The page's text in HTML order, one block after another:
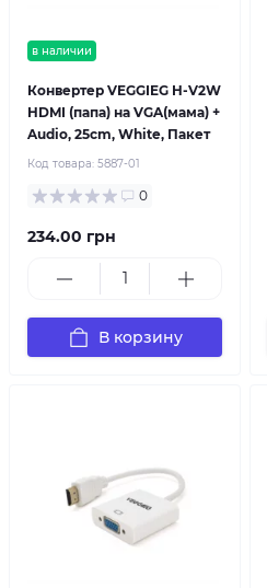
в наличии
Конвертер VEGGIEG H-V2W
HDMI (папа) на VGA(мама) +
Audio, 25cm, White, Пакет
Код товара: 5887-01
0
234.00 грн
В корзину